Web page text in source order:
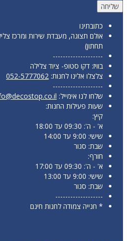
כתובתינו
תחתון)
--------------------
בוויז: דקו סטופ- ציוד צלילה
צלצלו אלינו לחנות: 052-5777062
--------------------
שלחו לנו אימייל:
שעות פעילות החנות:
קיץ:
א' - ה': 09:30 עד 18:00
שישי: 9:00 עד 14:00
שבת: סגור
חורף:
א' - ה': 09:30 עד 17:00
שישי: 9:00 עד 13:00
שבת: סגור
-------------------
* חנייה צמודה לחנות חינם